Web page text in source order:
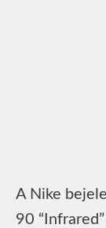
A Nike
90